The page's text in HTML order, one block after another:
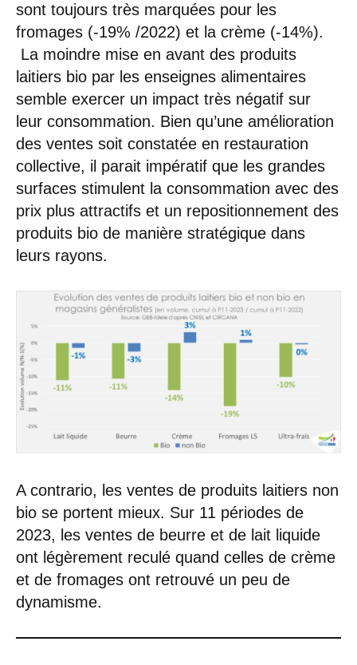
sont toujours très marquées pour les
fromages (-19% /2022) et la crème (-14%).
La moindre mise en avant des produits
laitiers bio par les enseignes alimentaires
semble exercer un impact très négatif sur
leur consommation. Bien qu’une amélioration
des ventes soit constatée en restauration
collective, il parait impératif que les grandes
surfaces stimulent la consommation avec des
prix plus attractifs et un repositionnement des
produits bio de manière stratégique dans
leurs rayons.
A contrario, les ventes de produits laitiers non
bio se portent mieux. Sur 11 périodes de
2023, les ventes de beurre et de lait liquide
ont légèrement reculé quand celles de crème
et de fromages ont retrouvé un peu de
dynamisme.